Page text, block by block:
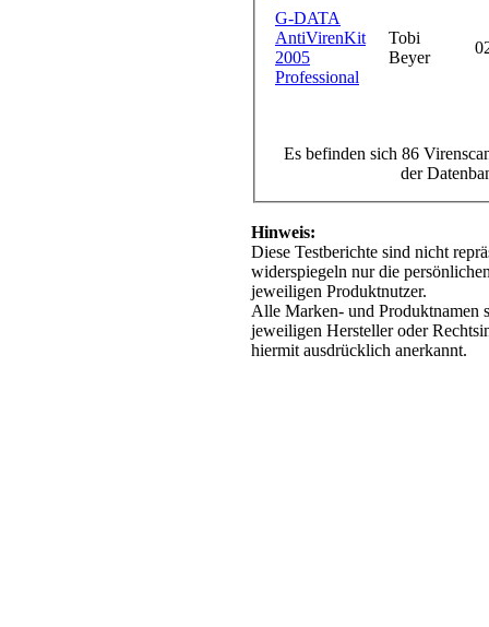
G-DATA
AntiVirenKit
2005
Professional
Tobi
Beyer
Es befinden sich 86
der
Hinweis:
Diese Testberichte sind nicht
widerspiegeln nur die
jeweiligen Produktnutzer.
Alle Marken- und Produktnamen
jeweiligen Hersteller oder
hiermit ausdrücklich anerkannt.